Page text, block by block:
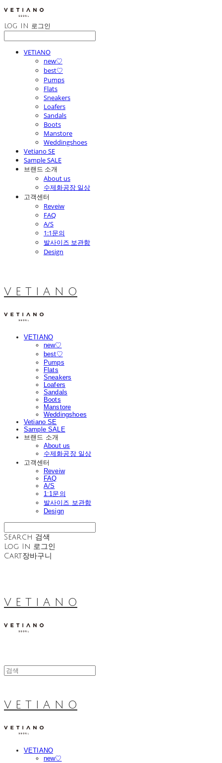
LOG IN 로그인
VETIANO
new♡
best♡
Pumps
Flats
Sneakers
Loafers
Sandals
Boots
Manstore
Weddingshoes
Vetiano SE
Sample SALE
브랜드 소개
About us
수제화공장 일상
고객센터
Reveiw
FAQ
A/S
1:1문의
발사이즈 보관함
Design
V E T I A N O
VETIANO
new♡
best♡
Pumps
Flats
Sneakers
Loafers
Sandals
Boots
Manstore
Weddingshoes
Vetiano SE
Sample SALE
브랜드 소개
About us
수제화공장 일상
고객센터
Reveiw
FAQ
A/S
1:1문의
발사이즈 보관함
Design
Search 검색
Log In 로그인
Cart장바구니
V E T I A N O
V E T I A N O
VETIANO
new♡